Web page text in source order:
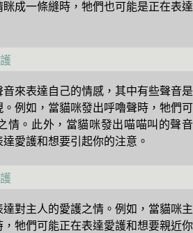
成一條縫時，牠們也可能是正在表達
來表達自己的情感，其中有些聲音是
例如，當貓咪發出呼嚕聲時，牠們可
情。此外，當貓咪發出喵喵叫的聲音
愛護和想要引起你的注意。
對主人的愛護之情。例如，當貓咪主
牠們可能正在表達愛護和想要親近你